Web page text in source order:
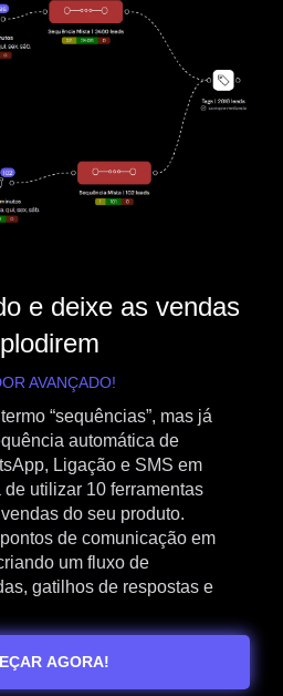
e deixe as vendas
AVANÇADO!
“sequências”, mas já
automática de
Ligação e SMS em
utilizar 10 ferramentas
do seu produto.
de comunicação em
um fluxo de
gatilhos de respostas e
AGORA!